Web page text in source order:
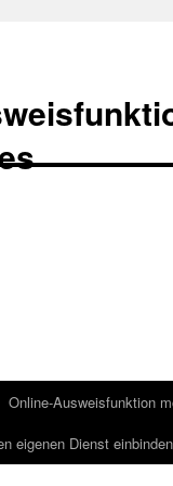
Online-Ausweisfunktion
eigenen Dienst einbinden